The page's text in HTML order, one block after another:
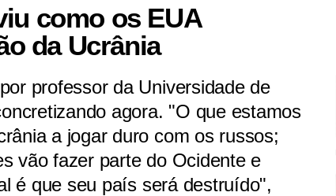
como os EUA
da Ucrânia
professor da Universidade de
agora. "O que estamos
a jogar duro com os russos;
vão fazer parte do Ocidente e
é que seu país será destruído",